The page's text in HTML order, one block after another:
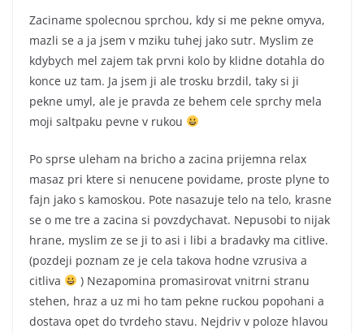
Zaciname spolecnou sprchou, kdy si me pekne omyva,
mazli se a ja jsem v mziku tuhej jako sutr. Myslim ze
kdybych mel zajem tak prvni kolo by klidne dotahla do
konce uz tam. Ja jsem ji ale trosku brzdil, taky si ji
pekne umyl, ale je pravda ze behem cele sprchy mela
moji saltpaku pevne v rukou
Po sprse uleham na bricho a zacina prijemna relax
masaz pri ktere si nenucene povidame, proste plyne to
fajn jako s kamoskou. Pote nasazuje telo na telo, krasne
se o me tre a zacina si povzdychavat. Nepusobi to nijak
hrane, myslim ze se ji to asi i libi a bradavky ma citlive.
(pozdeji poznam ze je cela takova hodne vzrusiva a
citliva
) Nezapomina promasirovat vnitrni stranu
stehen, hraz a uz mi ho tam pekne ruckou popohani a
dostava opet do tvrdeho stavu. Nejdriv v poloze hlavou